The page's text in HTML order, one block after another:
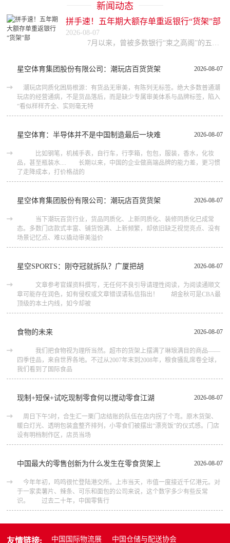
新闻动态
拼手速！五年期大额存单重返银行“货架”部
2026-08-07
2026-08-07
星空体育集团股份有限公司：潮玩店百货货架
潮玩店同质化困局根源：有货品无审美，有陈列无标签。绝大多数普通潮
玩店的经营通病，不是货品落后，而是缺少专属审美体系与品牌标签，陷入
“看似样样齐全、实则毫无特
2026-08-07
星空体育：半导体并不是中国制造最后一块难
比如钢笔，机械手表，自行车，行李箱，包包，服装，香水，化妆
品，甚至瓶装水.... 长期以来，中国的企业做高端品牌的能力差，更习惯
了走降成本，打价格战的
2026-08-07
星空体育集团股份有限公司：潮玩店百货货架
当下潮玩百货行业，货品同质化、上新同质化、装修同质化已成常
态。多数门店款式丰富、铺货饱满、上新频繁，却依旧缺乏视觉亮点、没有
场景记忆点、难以撬动审美溢价
2026-08-07
星空SPORTS：刚夺冠就拆队？广厦把胡
文章参考官媒资料撰写，无任何不良引导请理性阅读，为阅读通顺文
章可能存在润色，如有侵权或文章错误请私信指出！ 胡金秋可是CBA最
顶级的本土内线，如今却被
2026-08-07
食物的未来
我们把食物视为理所当然。超市的货架上摆满了琳琅满目的商品――
四季佳品，来自世界各地。不过从2007年末到2008年，粮食骚乱席卷全球，
我们看到了国际食品
2026-08-07
现制+短保+试吃现制零食何以搅动零食江湖
周日下午5时，合生汇一栗门店结账的队伍在店内拐了个弯。原木货架、
暖白灯光、透明包装盒整齐排列，小零食们被摆出“漂亮饭”的仪式感。门店
设有明档制作区，店员当场
2026-08-07
中国最大的零售创新为什么发生在零食货架上
今年年初，鸣鸣很忙登陆港交所。上市当天，市值一度接近千亿港元。对
于一家卖薯片、辣条、可乐和面包的公司来说，这个数字多少有些反常
识。 过去二十年，中国零售行
友情链接: 中国国际物流展 中国仓储与配送协会